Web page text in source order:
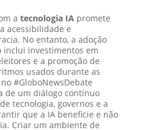
a tecnologia IApromete
acessibilidade e
No entanto, a adoção
inclui investimentos em
e a promoção de
usados durante as
#GloboNewsDebate
de um diálogo contínuo
tecnologia, governos e a
que a IA beneficie e não
Criar um ambiente de